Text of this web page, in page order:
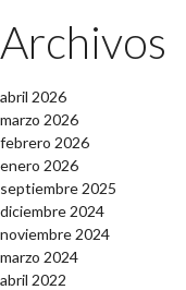
Archivos
abril 2026
marzo 2026
febrero 2026
enero 2026
septiembre 2025
diciembre 2024
noviembre 2024
marzo 2024
abril 2022